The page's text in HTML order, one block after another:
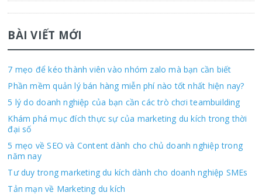
BÀI VIẾT MỚI
7 mẹo để kéo thành viên vào nhóm zalo mà bạn cần biết
Phần mềm quản lý bán hàng miễn phí nào tốt nhất hiện nay?
5 lý do doanh nghiệp của bạn cần các trò chơi teambuilding
Khám phá mục đích thực sự của marketing du kích trong thời
đại số
5 mẹo về SEO và Content dành cho chủ doanh nghiệp trong
năm nay
Tư duy trong marketing du kích dành cho doanh nghiệp SMEs
Tản mạn về Marketing du kích